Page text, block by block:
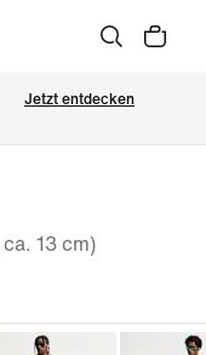
Jetzt entdecken
13 cm)